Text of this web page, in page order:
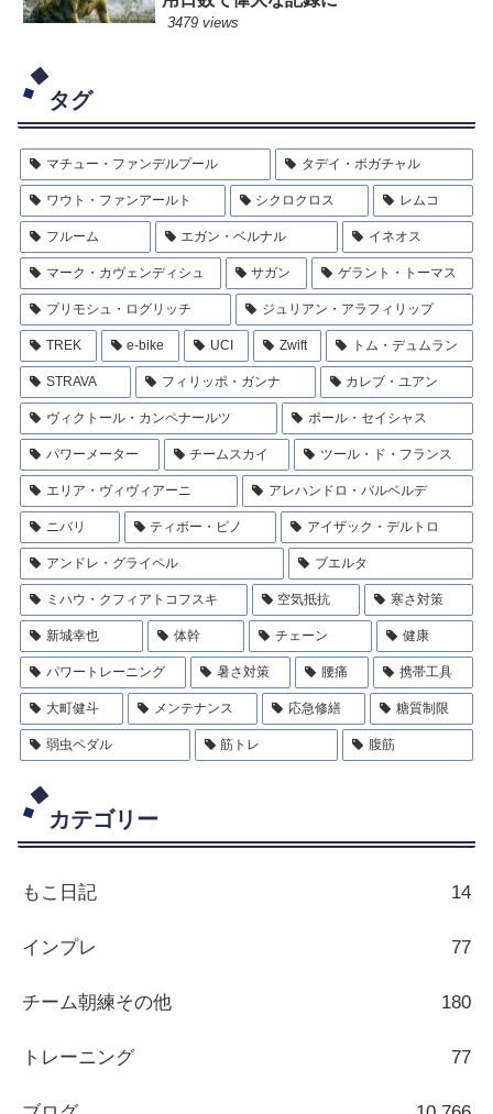
3479 views
タグ
マチュー・ファンデルプール タデイ・ポガチャル
ワウト・ファンアールト シクロクロス レムコ
フルーム エガン・ベルナル イネオス
マーク・カヴェンディシュ サガン ゲラント・トーマス
プリモシュ・ログリッチ ジュリアン・アラフィリップ
TREK e-bike UCI Zwift トム・デュムラン
STRAVA フィリッポ・ガンナ カレブ・ユアン
ヴィクトール・カンペナールツ ポール・セイシャス
パワーメーター チームスカイ ツール・ド・フランス
エリア・ヴィヴィアーニ アレハンドロ・バルベルデ
ニバリ ティボー・ピノ アイザック・デルトロ
アンドレ・グライペル ブエルタ
ミハウ・クフィアトコフスキ 空気抵抗 寒さ対策
新城幸也 体幹 チェーン 健康
パワートレーニング 暑さ対策 腰痛 携帯工具
大町健斗 メンテナンス 応急修繕 糖質制限
弱虫ペダル 筋トレ 腹筋
カテゴリー
もこ日記 14
インプレ 77
チーム朝練その他 180
トレーニング 77